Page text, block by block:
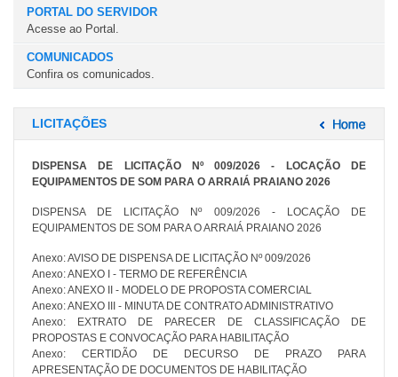
PORTAL DO SERVIDOR
Acesse ao Portal.
COMUNICADOS
Confira os comunicados.
LICITAÇÕES
DISPENSA DE LICITAÇÃO Nº 009/2026 - LOCAÇÃO DE
EQUIPAMENTOS DE SOM PARA O ARRAIÁ PRAIANO 2026
DISPENSA DE LICITAÇÃO Nº 009/2026 - LOCAÇÃO DE
EQUIPAMENTOS DE SOM PARA O ARRAIÁ PRAIANO 2026
Anexo:AVISO DE DISPENSA DE LICITAÇÃO Nº 009/2026
Anexo:ANEXO I - TERMO DE REFERÊNCIA
Anexo:ANEXO II - MODELO DE PROPOSTA COMERCIAL
Anexo:ANEXO III - MINUTA DE CONTRATO ADMINISTRATIVO
Anexo:
EXTRATO DE PARECER DE CLASSIFICAÇÃO DE
PROPOSTAS E CONVOCAÇÃO PARA HABILITAÇÃO
Anexo: CERTIDÃO DE DECURSO DE PRAZO PARA
APRESENTAÇÃO DE DOCUMENTOS DE HABILITAÇÃO